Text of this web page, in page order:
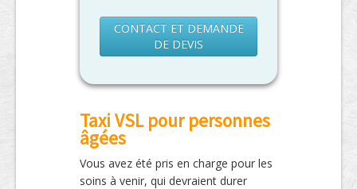
CONTACT ET DEMANDE
DE DEVIS
Taxi VSL pour personnes
âgées
Vous avez été pris en charge pour les
soins à venir, qui devraient durer